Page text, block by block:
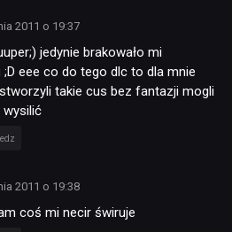
2011 o 19:37
jedynie brakowało mi
;D eee co do tego dlc to dla mnie
takie cus bez fantazji mogli
2011 o 19:38
coś mi necir świruje